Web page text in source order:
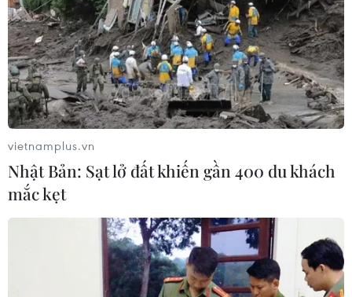
Việt Nam có những con đường đắt nhất
hành tinh là tại quy hoạch chậm
27/05/2019 12:59
Tại cuộc thảo luận chiều 27/5, Phó Thủ tướng Trịnh Đình
Dũng nêu “có những con đường của Việt Nam là những
con đường đắt nhất hành tinh, điều này thấy rõ là tại
công tác quy hoạch chậm.”
vietnamplus.vn
Nhật Bản: Sạt lở đất khiến gần 400 du khách
mắc kẹt